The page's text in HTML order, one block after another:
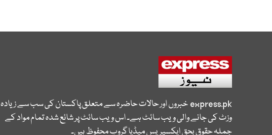
express.pkخبروں اور حالات حاضرہ سے متعلق پاکستان کی سب سے زیادہ
وزٹ کی جانے والی ویب سائٹ ہے۔ اس ویب سائٹ پر شائع شدہ تمام مواد کے
جملہ حقوق بحق ایکسپریس میڈیا گروپ محفوظ ہیں۔